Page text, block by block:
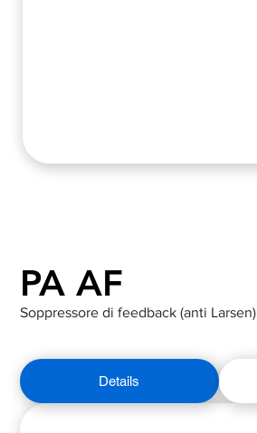
PA AF
Soppressore di feedback (anti Larsen)
Details